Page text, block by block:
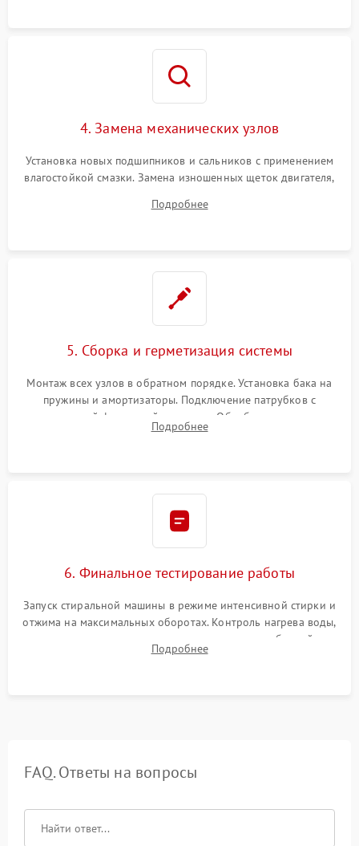
4. Замена механических узлов
Установка новых подшипников и сальников с применением
влагостойкой смазки. Замена изношенных щеток двигателя,
или поврежденной резиновой манжеты.
Подробнее
5. Сборка и герметизация системы
Монтаж всех узлов в обратном порядке. Установка бака на
пружины и амортизаторы. Подключение патрубков с
надежной фиксацией хомутами. Обработка стыков
герметиком для предотвращения возможных протечек воды.
Подробнее
6. Финальное тестирование работы
Запуск стиральной машины в режиме интенсивной стирки и
отжима на максимальных оборотах. Контроль нагрева воды,
корректности слива, отсутствия излишних вибраций,
посторонних стуков и протечек под корпусом.
Подробнее
FAQ. Ответы на вопросы